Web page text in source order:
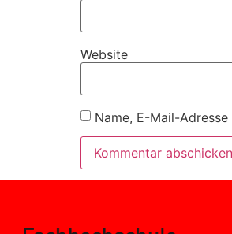
Website
Name, E-Mail-